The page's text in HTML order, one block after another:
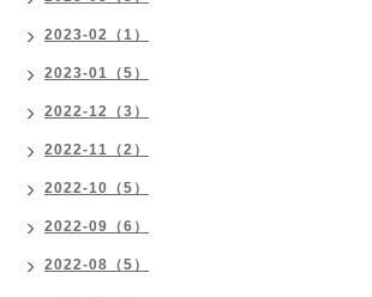
2023-02（1）
2023-01（5）
2022-12（3）
2022-11（2）
2022-10（5）
2022-09（6）
2022-08（5）